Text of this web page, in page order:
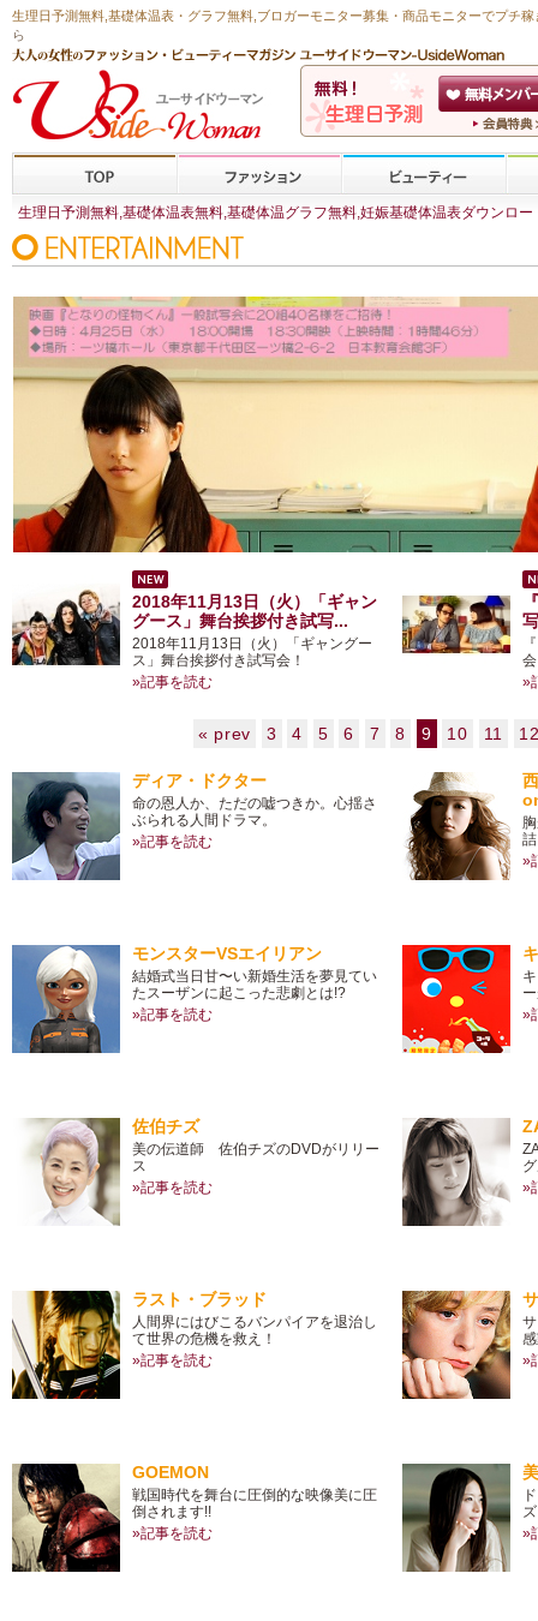
生理日予測無料 基礎体温表・グラフ無料 ,ブロガーモニター募集・商品モニターでプチ稼
ら
生理日予測無料,基礎体温表無料,基礎体温グラフ無料,妊娠基礎体温表ダウンロ
2018年11月13日（火）「ギャン
グース」舞台挨拶付き試写...
2018年11月13日（火）「ギャングー
ス」舞台挨拶付き試写会！
»記事を読む
»
« prev 3 4 5 6 7 8 9 10 11
ディア・ドクター
命の恩人か、ただの嘘つきか。心揺さ
ぶられる人間ドラマ。
»記事を読む
»
モンスターVSエイリアン
結婚式当日甘〜い新婚生活を夢見てい
たスーザンに起こった悲劇とは!?
»記事を読む
»
佐伯チズ
美の伝道師 佐伯チズのDVDがリリー
ス
»記事を読む
»
ラスト・ブラッド
人間界にはびこるバンパイアを退治し
て世界の危機を救え！
»記事を読む
»
GOEMON
戦国時代を舞台に圧倒的な映像美に圧
倒されます!!
»記事を読む
»